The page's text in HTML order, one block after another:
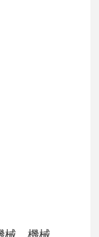
、機械